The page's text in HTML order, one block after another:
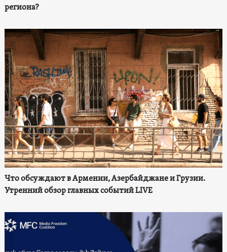
региона?
Что обсуждают в Армении, Азербайджане и Грузии.
Утренний обзор главных событий LIVE